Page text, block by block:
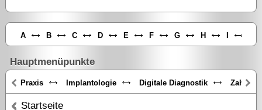
A B C D E F G H
Hauptmenüpunkte
Praxis Implantologie Digitale Diagnostik
Startseite